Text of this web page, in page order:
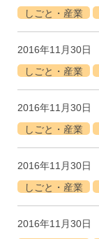
しごと・産業
2016年11月30日
しごと・産業
2016年11月30日
しごと・産業
2016年11月30日
しごと・産業
2016年11月30日